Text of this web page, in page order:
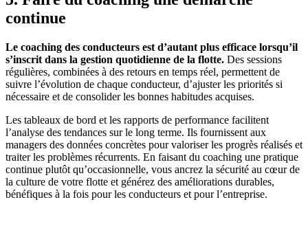
continue
Le coaching des conducteurs est d’autant plus efficace lorsqu’il
s’inscrit dans la gestion quotidienne de la flotte. Des sessions
régulières, combinées à des retours en temps réel, permettent de
suivre l’évolution de chaque conducteur, d’ajuster les priorités si
nécessaire et de consolider les bonnes habitudes acquises.
Les tableaux de bord et les rapports de performance facilitent
l’analyse des tendances sur le long terme. Ils fournissent aux
managers des données concrètes pour valoriser les progrès réalisés et
traiter les problèmes récurrents. En faisant du coaching une pratique
continue plutôt qu’occasionnelle, vous ancrez la sécurité au cœur de
la culture de votre flotte et générez des améliorations durables,
bénéfiques à la fois pour les conducteurs et pour l’entreprise.